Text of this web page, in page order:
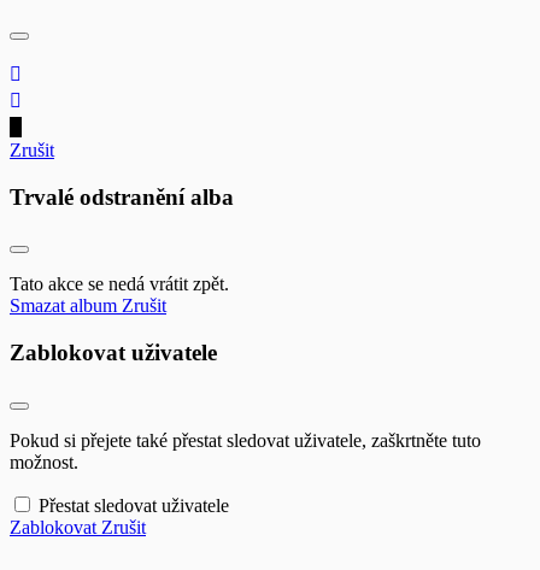
Zrušit
Trvalé odstranění alba
Tato akce se nedá vrátit zpět.
Smazat album Zrušit
Zablokovat uživatele
Pokud si přejete také přestat sledovat uživatele, zaškrtněte tuto
možnost.
Přestat sledovat uživatele
Zablokovat Zrušit